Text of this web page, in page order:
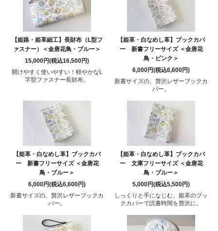
【姫路・姫革細工】長財布（L型フ
ァスナー）＜金唐花鳥・ブルー＞
15,000円(税込16,500円)
開けやすく使いやすい！軽やかなL
字型ファスナー長財布。
【姫革・白なめし革】ブックカバ
ー 新書フリーサイズ ＜金唐花
鳥・ピンク＞
6,000円(税込6,600円)
新書サイズの、贅沢レザーブックカ
バー。
【姫革・白なめし革】ブックカバ
ー 新書フリーサイズ ＜金唐花
鳥・ブルー＞
6,000円(税込6,600円)
新書サイズの、贅沢レザーブックカ
バー。
【姫革・白なめし革】ブックカバ
ー 文庫フリーサイズ ＜金唐花
鳥・ブルー＞
5,000円(税込5,500円)
しっくりと手になじむ、姫革のブッ
クカバーで読書時間を贅沢に。